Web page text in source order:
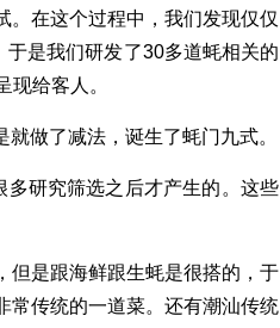
。在这个过程中，我们发现仅仅
是我们研发了30多道蚝相关的
给客人。
做了减法，诞生了蚝门九式。
研究筛选之后才产生的。这些
是跟海鲜跟生蚝是很搭的，于
常传统的一道菜。还有潮汕传统